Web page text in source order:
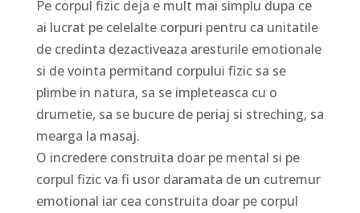
Pe corpul fizic deja e mult mai simplu dupa ce
ai lucrat pe celelalte corpuri pentru ca unitatile
de credinta dezactiveaza aresturile emotionale
si de vointa permitand corpului fizic sa se
plimbe in natura, sa se impleteasca cu o
drumetie, sa se bucure de periaj si streching, sa
mearga la masaj.
O incredere construita doar pe mental si pe
corpul fizic va fi usor daramata de un cutremur
emotional iar cea construita doar pe corpul